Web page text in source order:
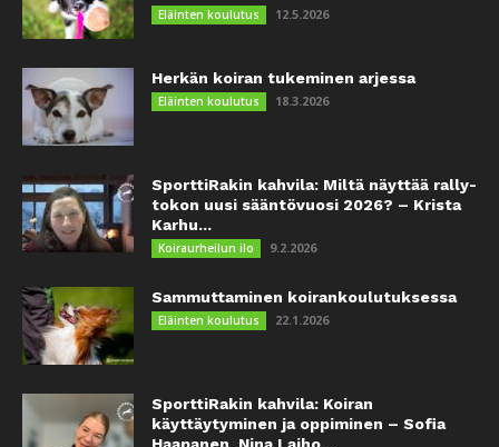
Eläinten koulutus 12.5.2026
Herkän koiran tukeminen arjessa
Eläinten koulutus 18.3.2026
SporttiRakin kahvila: Miltä näyttää rally-
tokon uusi sääntövuosi 2026? – Krista
Karhu...
Koiraurheilun ilo 9.2.2026
Sammuttaminen koirankoulutuksessa
Eläinten koulutus 22.1.2026
SporttiRakin kahvila: Koiran
käyttäytyminen ja oppiminen – Sofia
Haapanen, Nina Laiho...